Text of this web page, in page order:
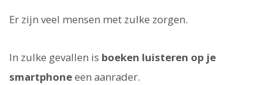
Er zijn veel mensen met zulke zorgen.
In zulke gevallen is boeken luisteren op je
smartphoneeen aanrader.